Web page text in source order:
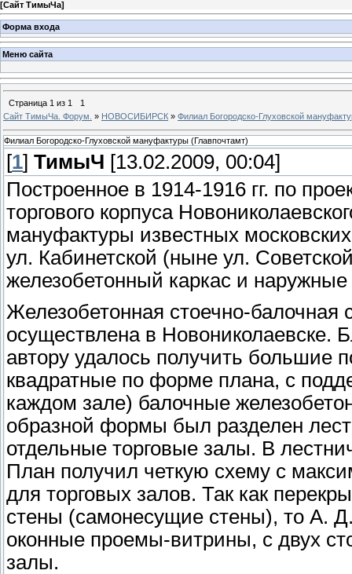
[Сайт ТимыЧа]
Форма входа
Меню сайта
Страница 1 из 1
1
Сайт ТимыЧа. Форум. » НОВОСИБИРСК » Филиал Богородско-Глуховской
Филиал Богородско-Глуховской мануфактуры (Главпочтамт)
[1] ТимыЧ [13.02.2009, 00:04]
Построенное в 1914-1916 гг. по
торгового корпуса
мануфактуры известных
ул. Кабинетской (ныне ул.
железобетонный каркас и
Железобетонная стоечно-балочная
осуществлена в Новониколаевске.
автору удалось получить большие
квадратные по форме плана, с
каждом зале) балочные
образной формы был разделен
отдельные торговые залы. В
План получил четкую схему с
для торговых залов. Так как
стены (самонесущие стены), то А.
оконные проемы-витрины, с двух
залы.